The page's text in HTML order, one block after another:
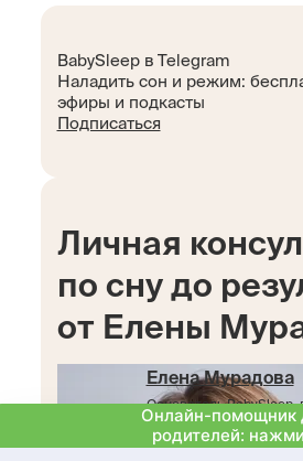
BabySleep в Telegram
Наладить сон и режим:
эфиры и подкасты
Подписаться
Личная
по сну до
от Елены
Елена Мурадова
Основатель BabySleep,
консультант по сну в